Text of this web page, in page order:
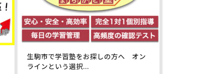
生駒市で学習塾をお探しの方へ オン
ラインという選択...